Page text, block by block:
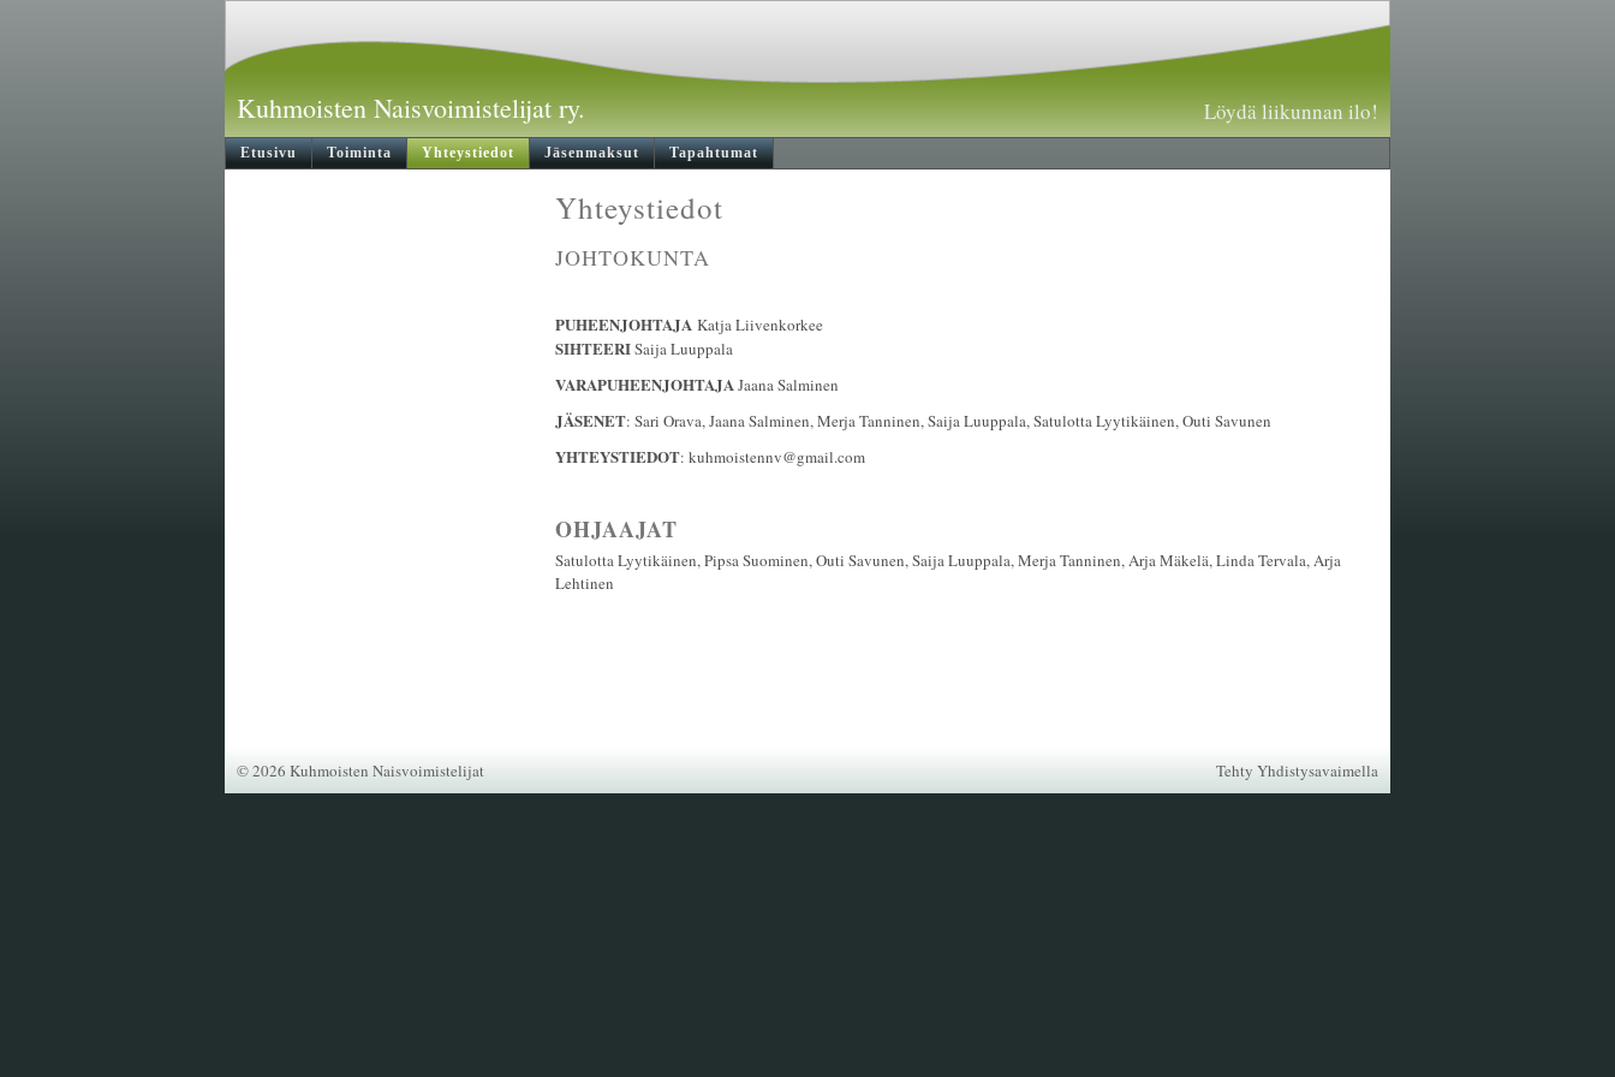
Kuhmoisten Naisvoimistelijat ry. Löydä liikunnan ilo!
Etusivu Toiminta Yhteystiedot Jäsenmaksut Tapahtumat
Yhteystiedot
JOHTOKUNTA
PUHEENJOHTAJA Katja Liivenkorkee
SIHTEERISaija Luuppala
VARAPUHEENJOHTAJAJaana Salminen
JÄSENET: Sari Orava, Jaana Salminen, Merja Tanninen, Saija Luuppala, Satulotta Lyytikäinen, Outi Savunen
YHTEYSTIEDOT: kuhmoistennv@gmail.com
OHJAAJAT
Satulotta Lyytikäinen, Pipsa Suominen, Outi Savunen, Saija Luuppala, Merja Tanninen, Arja Mäkelä, Linda Tervala, Arja
Lehtinen
Tehty Yhdistysavaimella
©2026 Kuhmoisten Naisvoimistelijat